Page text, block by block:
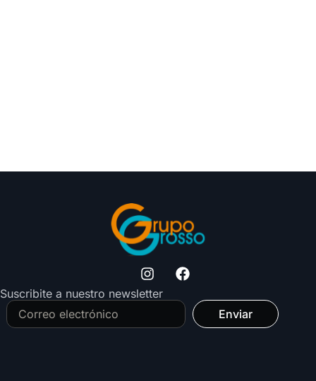
Suscribite a nuestro newsletter
Enviar